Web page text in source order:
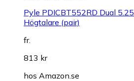
Pyle PDICBT552RD Dual
Högtalare (pair)
fr.
813 kr
hos Amazon.se